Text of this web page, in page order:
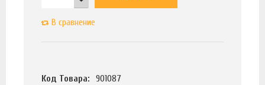
В сравнение
Код Товара:
901087